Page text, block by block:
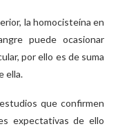
la homocisteína en
puede ocasionar
por ello es de suma
ella.
que confirmen
expectativas de ello